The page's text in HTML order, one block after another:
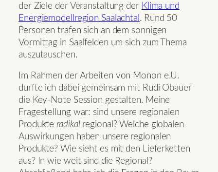
der Ziele der Veranstaltung der Klima und
Energiemodellregion Saalachtal . Rund 50
Personen trafen sich an dem sonnigen
Vormittag in Saalfelden um sich zum Thema
auszutauschen.
Im Rahmen der Arbeiten von Monon e.U.
durfte ich dabei gemeinsam mit Rudi Obauer
die Key-Note Session gestalten. Meine
Fragestellung war: sind unsere regionalen
Produkteradikal regional? Welche globalen
Auswirkungen haben unsere regionalen
Produkte? Wie sieht es mit den Lieferketten
aus? In wie weit sind die Regional?